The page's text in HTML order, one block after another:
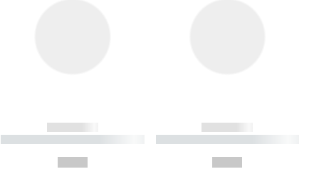
------------
----------- ----------- ----------
------------
----------- ----------- ----------